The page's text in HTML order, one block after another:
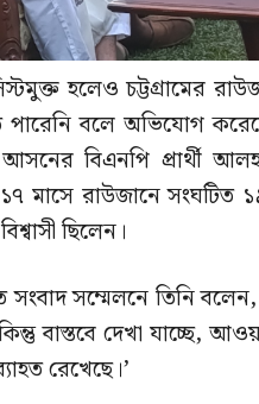
হলেও চট্টগ্রামের
বলে অভিযোগ
বিএনপি প্রার্থী
মাসে রাউজানে সংঘটিত
ছিলেন।
সম্মেলনে তিনি
বাস্তবে দেখা যাচ্ছে,
রেখেছে।’